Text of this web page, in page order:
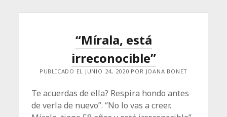
“Mírala, está
irreconocible”
PUBLICADO EL JUNIO 24, 2020 POR JOANA BONET
Te acuerdas de ella? Respira hondo antes
de verla de nuevo”. “No lo vas a creer.